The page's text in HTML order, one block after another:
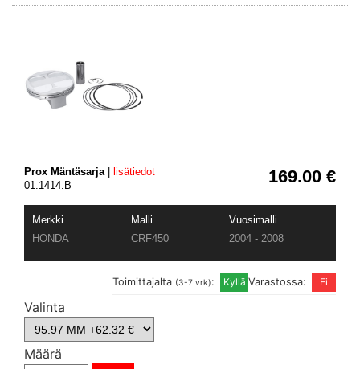
169.00 €
Prox Mäntäsarja|
lisätiedot
01.1414.B
Merkki Malli
Vuosimalli
HONDA
CRF450 2004 - 2008
Varastossa:
Toimittajalta (3-7 vrk):
Valinta
Määrä